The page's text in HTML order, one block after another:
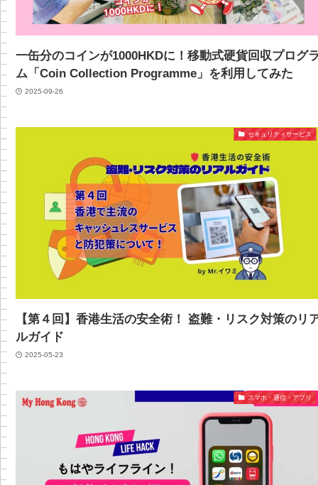
一缶分のコインが1000HKDに！移動式硬貨回収プログ
ム「Coin Collection Programme」を利用してみた
2025-09-26
セキュリティサービス
【第４回】香港生活の安全術！ 盗難・リスク対策のリ
ルガイド
2025-05-23
スマホ・通信・アプリ